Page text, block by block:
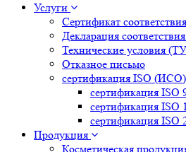
Услуги
Сертификат
Декларация
Технические условия
Отказное письмо
сертификация ISO (ИСО)
сертификация ISO
сертификация ISO
сертификация ISO
Продукция
Косметическая